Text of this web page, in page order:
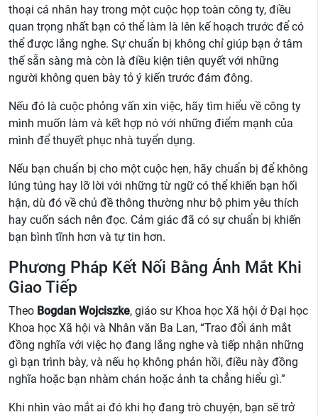
thoại cá nhân hay trong một cuộc họp toàn công ty, điều
quan trọng nhất bạn có thể làm là lên kế hoạch trước để có
thể được lắng nghe. Sự chuẩn bị không chỉ giúp bạn ở tâm
thế sẵn sàng mà còn là điều kiện tiên quyết với những
người không quen bày tỏ ý kiến trước đám đông.
Nếu đó là cuộc phỏng vấn xin việc, hãy tìm hiểu về công ty
mình muốn làm và kết hợp nó với những điểm mạnh của
mình để thuyết phục nhà tuyển dụng.
Nếu bạn chuẩn bị cho một cuộc hẹn, hãy chuẩn bị để không
lúng túng hay lỡ lời với những từ ngữ có thể khiến bạn hối
hận, dù đó về chủ đề thông thường như bộ phim yêu thích
hay cuốn sách nên đọc. Cảm giác đã có sự chuẩn bị khiến
bạn bình tĩnh hơn và tự tin hơn.
Phương Pháp Kết Nối Bằng Ánh Mắt Khi
Giao Tiếp
Theo Bogdan Wojciszke, giáo sư Khoa học Xã hội ở Đại học
Khoa học Xã hội và Nhân văn Ba Lan, “Trao đổi ánh mắt
đồng nghĩa với việc họ đang lắng nghe và tiếp nhận những
gì bạn trình bày, và nếu họ không phản hồi, điều này đồng
nghĩa hoặc bạn nhàm chán hoặc ảnh ta chẳng hiểu gì.”
Khi nhìn vào mắt ai đó khi họ đang trò chuyện, bạn sẽ trở